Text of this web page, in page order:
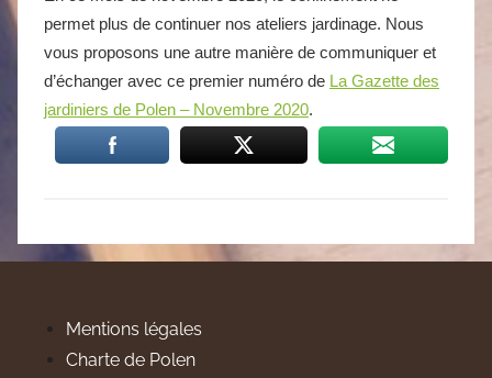
permet plus de continuer nos ateliers jardinage. Nous
vous proposons une autre manière de communiquer et
d’échanger avec ce premier numéro de La Gazette des
jardiniers de Polen – Novembre 2020.
Mentions légales
Charte de Polen